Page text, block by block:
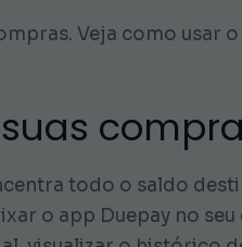
Veja como usar o
todo o saldo
o app Duepay no